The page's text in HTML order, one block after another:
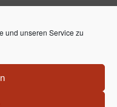
und unseren Service zu
– Fantasy Romance